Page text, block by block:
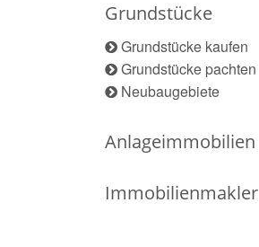
Grundstücke
Grundstücke kaufen
Grundstücke pachten
Neubaugebiete
Anlageimmobilien
Immobilienmakler